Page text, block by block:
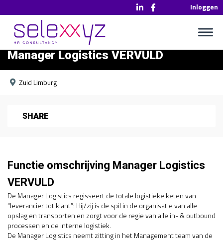
Inloggen
Manager Logistics VERVULD
Zuid Limburg
SHARE
Functie omschrijving Manager Logistics
VERVULD
De Manager Logistics regisseert de totale logistieke keten van
“leverancier tot klant”: Hij/zij is de spil in de organisatie van alle
opslag en transporten en zorgt voor de regie van alle in- & outbound
processen en de interne logistiek.
De Manager Logistics neemt zitting in het Management team van de